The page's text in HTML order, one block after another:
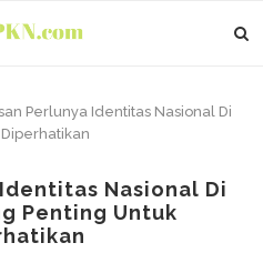
Perlunya Identitas Nasional Di
Nasional Di
Penting Untuk